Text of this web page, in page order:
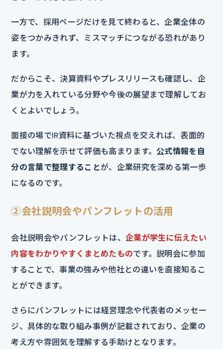
一方で、採用ページだけを見て終わると、企業全体の
姿をつかみきれず、ミスマッチにつながる恐れがあり
ます。
だからこそ、決算資料やプレスリリースも確認し、企
業が力を入れている分野や今後の展望まで理解してお
くとよいでしょう。
面接の場でIR資料に基づいた視点を交えれば、表面的
でない理解を示せて評価も高まります。 公式情報を自
分の言葉で整理することが、企業研究を深める第一歩
になるのです。
②会社説明会やパンフレットの活用
会社説明会やパンフレットは、 企業が学生に伝えたい
内容をわかりやすくまとめたものです。説明会に参加
することで、事業の強みや他社との違いを直接知るこ
とができます。
さらにパンフレットには経営理念や代表者のメッセー
ジ、具体的な取り組み事例が記載されており、企業の
考え方や雰囲気を理解する手助けとなります。